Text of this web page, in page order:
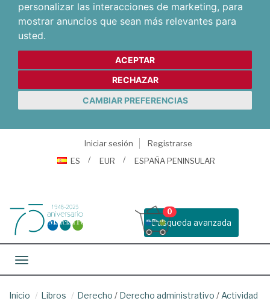
personalizar las interacciones de marketing, para
mostrar anuncios que sean más relevantes para
usted.
ACEPTAR
RECHAZAR
CAMBIAR PREFERENCIAS
Iniciar sesión
Registrarse
ES
EUR ESPAÑA PENINSULAR
Busqueda avanzada
0
Toggle navigation
Inicio Libros Derecho / Derecho administrativo / Actividad